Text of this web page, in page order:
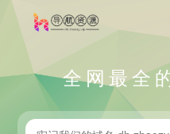
全网最全